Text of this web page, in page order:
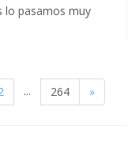
lo pasamos muy
... 264 »